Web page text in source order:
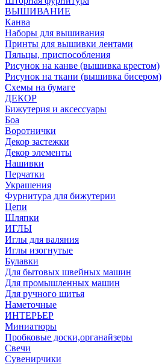
ВЫШИВАНИЕ
Канва
Наборы для вышивания
Принты для вышивки лентами
Пяльцы, приспособления
Рисунок на канве (вышивка крестом)
Рисунок на ткани (вышивка бисером)
Схемы на бумаге
ДЕКОР
Бижутерия и аксессуары
Боа
Воротнички
Декор застежки
Декор элементы
Нашивки
Перчатки
Украшения
Фурнитура для бижутерии
Цепи
Шляпки
ИГЛЫ
Иглы для валяния
Иглы изогнутые
Булавки
Для бытовых швейных машин
Для промышленных машин
Для ручного шитья
Наметочные
ИНТЕРЬЕР
Миниатюры
Пробковые доски,органайзеры
Свечи
Сувенирчики